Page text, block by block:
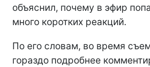
объяснил, почему в эфир
много коротких реакций.
По его словам, во время
гораздо подробнее